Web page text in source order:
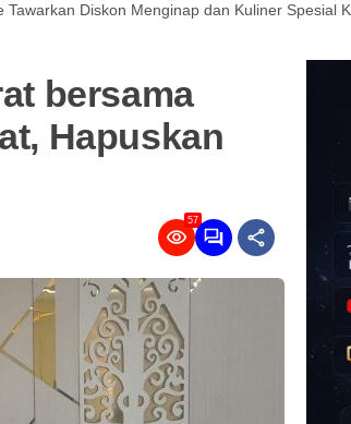
Diskon Menginap dan Kuliner Spesial
bersama
Hapuskan
57